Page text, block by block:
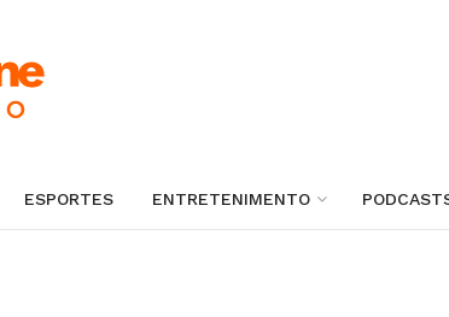
ESPORTES ENTRETENIMENTO